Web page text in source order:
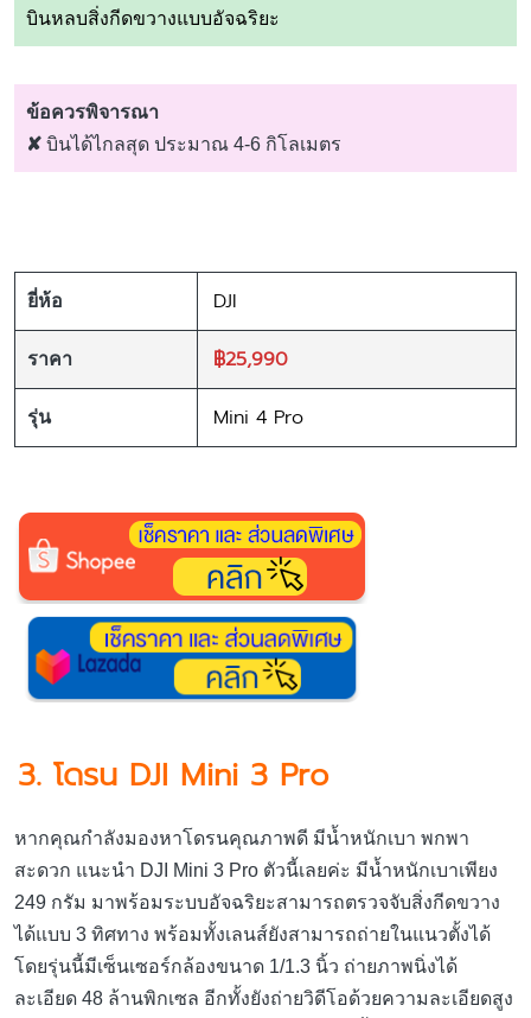
บินหลบสิ่งกีดขวางแบบอัจฉริยะ
ข้อควรพิจารณา
✘ บินได้ไกลสุด ประมาณ 4-6 กิโลเมตร
ยี่ห้อ DJI
ราคา ฿25,990
รุ่น Mini 4 Pro
3. โดรน DJI Mini 3 Pro
หากคุณกำลังมองหาโดรนคุณภาพดี มีน้ำหนักเบา พกพา
สะดวก แนะนำ DJI Mini 3 Pro ตัวนี้เลยค่ะ มีน้ำหนักเบาเพียง
249 กรัม มาพร้อมระบบอัจฉริยะสามารถตรวจจับสิ่งกีดขวาง
ได้แบบ 3 ทิศทาง พร้อมทั้งเลนส์ยังสามารถถ่ายในแนวตั้งได้
โดยรุ่นนี้มีเซ็นเซอร์กล้องขนาด 1/1.3 นิ้ว ถ่ายภาพนิ่งได้
ละเอียด 48 ล้านพิกเซล อีกทั้งยังถ่ายวิดีโอด้วยความละเอียดสูง